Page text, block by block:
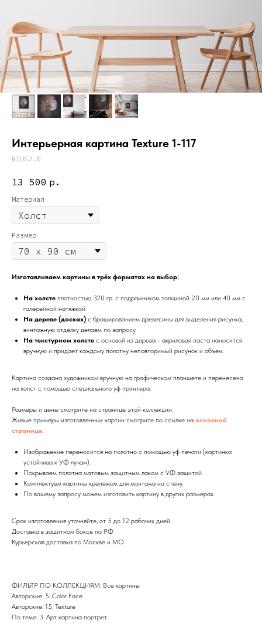
Интерьерная картина Texture 1-117
RIDS2.0
13 500 р.
Материал
Размер
Изготавливаем картины в трёх форматах на выбор:
На холсте плотностью 320 гр. с подрамником толщиной 20 мм или 40 мм с
галерейной натяжкой
На дереве (досках) с брашированием древесины для выделения рисунка,
винтажную отделку делаем по запросу
На текстурном холсте с основой из дерева - акриловая паста наносится
вручную и придает каждому полотну неповторимый рисунок и объем
Картина создана художником вручную на графическом планшете и перенесена
на холст с помощью специального уф принтера.
Размеры и цены смотрите на странице этой коллекции.
Живые примеры изготовленных картин смотрите по ссылке на основной
странице.
Изображение переносится на полотно с помощью уф печати (картинка
устойчива к УФ лучам).
Покрываем полотна матовым защитным лаком с УФ защитой.
Комплектуем картины крепежом для монтажа на стену.
По вашему запросу можем изготовить картину в других размерах.
Срок изготовления уточняйте, от 5 до 12 рабочих дней.
Доставка в защитном боксе по РФ
Курьерская доставка по Москве и МО
ФИЛЬТР ПО КОЛЛЕКЦИЯМ: Все картины
Авторские: 5. Color Face
Авторские: 15. Texture
По теме: 3. Арт картина портрет